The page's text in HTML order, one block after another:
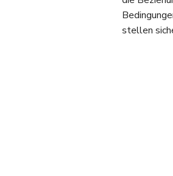
stellen